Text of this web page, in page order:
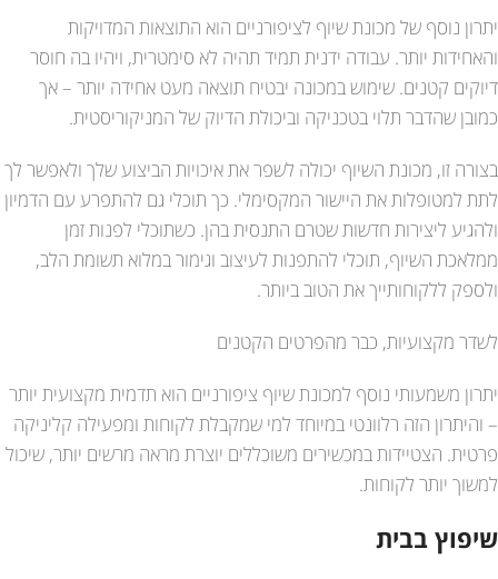
יתרון נוסף של מכונת שיוף לציפורניים הוא התוצאות המדויקות
והאחידות יותר. עבודה ידנית תמיד תהיה לא סימטרית, ויהיו בה חוסר
דיוקים קטנים. שימוש במכונה יבטיח תוצאה מעט אחידה יותר – אך
כמובן שהדבר תלוי בטכניקה וביכולת הדיוק של המניקוריסטית.
בצורה זו, מכונת השיוף יכולה לשפר את איכויות הביצוע שלך ולאפשר לך
לתת למטופלות את היישור המקסימלי. כך תוכלי גם להתפרע עם הדמיון
ולהגיע ליצירות חדשות שטרם התנסית בהן. כשתוכלי לפנות זמן
ממלאכת השיוף, תוכלי להתפנות לעיצוב וגימור במלוא תשומת הלב,
ולספק ללקוחותייך את הטוב ביותר.
לשדר מקצועיות, כבר מהפרטים הקטנים
יתרון משמעותי נוסף למכונת שיוף ציפורניים הוא תדמית מקצועית יותר
– והיתרון הזה רלוונטי במיוחד למי שמקבלת לקוחות ומפעילה קליניקה
פרטית. הצטיידות במכשירים משוכללים יוצרת מראה מרשים יותר, שיכול
למשוך יותר לקוחות.
שיפוץ בבית